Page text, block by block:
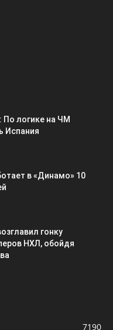
логике на ЧМ
Испания
в «Динамо» 10
гонку
НХЛ, обойдя
7190